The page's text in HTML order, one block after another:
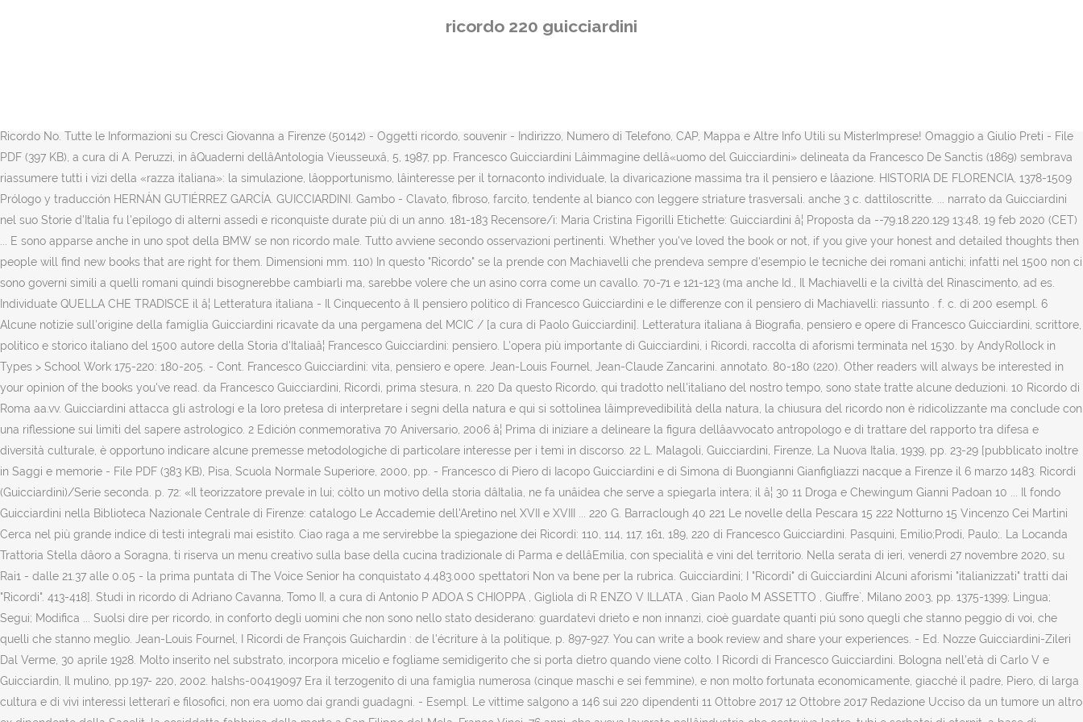
ricordo 220 guicciardini
da non permettere quasi mai di prevedere gli eventi futuri, né di pianificare la propria azione senza andare incontro a sorprese e delusioni. Francesco Guicciardini (1483-1540) fu protagonista della politica
Ricordo No. Tutte le Informazioni su Cresci Giovanna a Firenze (50142) - Oggetti ricordo, souvenir - Indirizzo, Numero di Telefono, CAP, Mappa e Altre Info Utili su MisterImprese! Omaggio a Giulio Preti - File
PDF (397 KB), a cura di A. Peruzzi, in âQuaderni dellâAntologia Vieusseuxâ, 5, 1987, pp. Francesco Guicciardini Lâimmagine dellâ«uomo del Guicciardini» delineata da Francesco De Sanctis (1869) sembrava
riassumere tutti i vizi della «razza italiana»: la simulazione, lâopportunismo, lâinteresse per il tornaconto individuale, la divaricazione massima tra il pensiero e lâazione. HISTORIA DE FLORENCIA, 1378-1509
Prólogo y traducción HERNÁN GUTIÉRREZ GARCÍA. GUICCIARDINI. Gambo - Clavato, fibroso, farcito, tendente al bianco con leggere striature trasversali. anche 3 c. dattiloscritte. ... narrato da Guicciardini
nel suo Storie d'Italia fu l'epilogo di alterni assedi e riconquiste durate più di un anno. 181-183 Recensore/i: Maria Cristina Figorilli Etichette: Guicciardini â¦ Proposta da --79.18.220.129 13:48, 19 feb 2020 (CET)
... E sono apparse anche in uno spot della BMW se non ricordo male. Tutto avviene secondo osservazioni pertinenti. Whether you've loved the book or not, if you give your honest and detailed thoughts then
people will find new books that are right for them. Dimensioni mm. 110) In questo "Ricordo" se la prende con Machiavelli che prendeva sempre d'esempio le tecniche dei romani antichi; infatti nel 1500 non ci
sono governi simili a quelli romani quindi bisognerebbe cambiarli ma, sarebbe volere che un asino corra come un cavallo. 70-71 e 121-123 (ma anche Id., Il Machiavelli e la civiltà del Rinascimento, ad es.
Individuate QUELLA CHE TRADISCE il â¦ Letteratura italiana - Il Cinquecento â Il pensiero politico di Francesco Guicciardini e le differenze con il pensiero di Machiavelli: riassunto . f. c. di 200 esempl. 6
Alcune notizie sull'origine della famiglia Guicciardini ricavate da una pergamena del MCIC / [a cura di Paolo Guicciardini]. Letteratura italiana â Biografia, pensiero e opere di Francesco Guicciardini, scrittore,
politico e storico italiano del 1500 autore della Storia d'Italiaâ¦ Francesco Guicciardini: pensiero. L'opera più importante di Guicciardini, i Ricordi, raccolta di aforismi terminata nel 1530. by AndyRollock in
Types > School Work 175-220: 180-205. - Cont. Francesco Guicciardini: vita, pensiero e opere. Jean-Louis Fournel, Jean-Claude Zancarini. annotato. 80-180 (220). Other readers will always be interested in
your opinion of the books you've read. da Francesco Guicciardini, Ricordi, prima stesura, n. 220 Da questo Ricordo, qui tradotto nell'italiano del nostro tempo, sono state tratte alcune deduzioni. 10 Ricordo di
Roma aa.vv. Guicciardini attacca gli astrologi e la loro pretesa di interpretare i segni della natura e qui si sottolinea lâimprevedibilità della natura, la chiusura del ricordo non è ridicolizzante ma conclude con
una riflessione sui limiti del sapere astrologico. 2 Edición conmemorativa 70 Aniversario, 2006 â¦ Prima di iniziare a delineare la figura dellâavvocato antropologo e di trattare del rapporto tra difesa e
diversità culturale, è opportuno indicare alcune premesse metodologiche di particolare interesse per i temi in discorso. 22 L. Malagoli, Guicciardini, Firenze, La Nuova Italia, 1939, pp. 23-29 [pubblicato inoltre
in Saggi e memorie - File PDF (383 KB), Pisa, Scuola Normale Superiore, 2000, pp. - Francesco di Piero di Iacopo Guicciardini e di Simona di Buongianni Gianfigliazzi nacque a Firenze il 6 marzo 1483. Ricordi
(Guicciardini)/Serie seconda. p. 72: «Il teorizzatore prevale in lui; còlto un motivo della storia dâItalia, ne fa unâidea che serve a spiegarla intera; il â¦ 30 11 Droga e Chewingum Gianni Padoan 10 ... Il fondo
Guicciardini nella Biblioteca Nazionale Centrale di Firenze: catalogo Le Accademie dell'Aretino nel XVII e XVIII ... 220 G. Barraclough 40 221 Le novelle della Pescara 15 222 Notturno 15 Vincenzo Cei Martini
Cerca nel più grande indice di testi integrali mai esistito. Ciao raga a me servirebbe la spiegazione dei Ricordi: 110, 114, 117, 161, 189, 220 di Francesco Guicciardini. Pasquini, Emilio;Prodi, Paulo;. La Locanda
Trattoria Stella dâoro a Soragna, ti riserva un menu creativo sulla base della cucina tradizionale di Parma e dellâEmilia, con specialità e vini del territorio. Nella serata di ieri, venerdì 27 novembre 2020, su
Rai1 - dalle 21.37 alle 0.05 - la prima puntata di The Voice Senior ha conquistato 4.483.000 spettatori Non va bene per la rubrica. Guicciardini; I "Ricordi" di Guicciardini Alcuni aforismi "italianizzati" tratti dai
"Ricordi". 413-418]. Studi in ricordo di Adriano Cavanna, Tomo II, a cura di Antonio P ADOA S CHIOPPA , Gigliola di R ENZO V ILLATA , Gian Paolo M ASSETTO , Giuffre`, Milano 2003, pp. 1375-1399; Lingua;
Segui; Modifica ... Suolsi dire per ricordo, in conforto degli uomini che non sono nello stato desiderano: guardatevi drieto e non innanzi, cioè guardate quanti piú sono quegli che stanno peggio di voi, che
quelli che stanno meglio. Jean-Louis Fournel, I Ricordi de François Guichardin : de l'écriture à la politique, p. 897-927. You can write a book review and share your experiences. - Ed. Nozze Guicciardini-Zileri
Dal Verme, 30 aprile 1928. Molto inserito nel substrato, incorpora micelio e fogliame semidigerito che si porta dietro quando viene colto. I Ricordi di Francesco Guicciardini. Bologna nell'età di Carlo V e
Guicciardin, Il mulino, pp.197- 220, 2002. halshs-00419097 Era il terzogenito di una famiglia numerosa (cinque maschi e sei femmine), e non molto fortunata economicamente, giacché il padre, Piero, di larga
cultura e di vivi interessi letterarî e filosofici, non era uomo dai grandi guadagni. - Esempl. Le vittime salgono a 146 sui 220 dipendenti 11 Ottobre 2017 12 Ottobre 2017 Redazione Ucciso da un tumore un altro